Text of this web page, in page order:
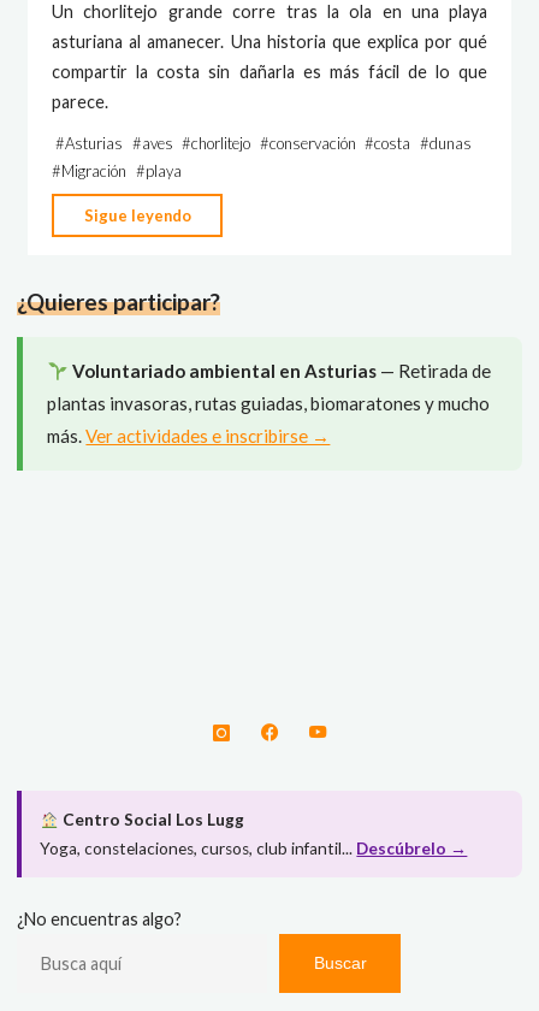
Un chorlitejo grande corre tras la ola en una playa
asturiana al amanecer. Una historia que explica por qué
compartir la costa sin dañarla es más fácil de lo que
parece.
#Asturias #aves #chorlitejo #conservación #costa #dunas
#Migración #playa
Sigue leyendo
mañana
la
contada
por
¿Quieres participar?
Voluntariado ambiental en Asturias— Retirada de
plantas invasoras, rutas guiadas, biomaratones y mucho
más.Ver actividades e inscribirse →
Centro Social Los Lugg
Yoga, constelaciones, cursos, club infantil... Descúbrelo →
¿No encuentras algo?
Buscar